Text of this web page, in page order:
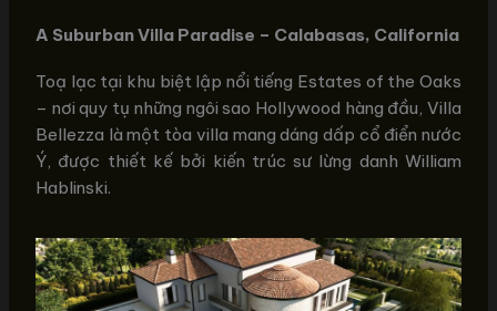
A Suburban Villa Paradise – Calabasas, California
Toạ lạc tại khu biệt lập nổi tiếng Estates of the Oaks
– nơi quy tụ những ngôi sao Hollywood hàng đầu, Villa
Bellezza là một tòa villa mang dáng dấp cổ điển nước
Ý, được thiết kế bởi kiến trúc sư lừng danh William
Hablinski.